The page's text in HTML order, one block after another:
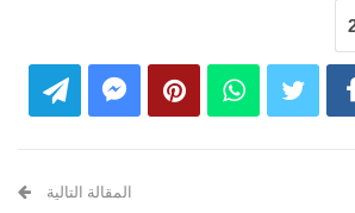
المقالة التالية